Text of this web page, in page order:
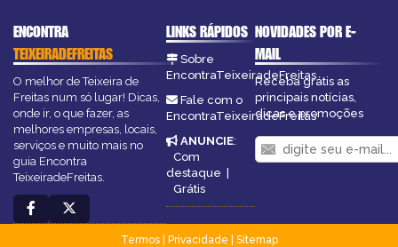
ENCONTRA
TEIXEIRADEFREITAS
O melhor de Teixeira de
Freitas num só lugar! Dicas,
onde ir, o que fazer, as
melhores empresas, locais,
serviços e muito mais no
guia Encontra
TeixeiradeFreitas.
LINKS RÁPIDOS
Sobre
EncontraTeixeiradeFreitas
Fale com o
EncontraTeixeiradeFreitas
ANUNCIE:
Com
destaque |
Grátis
NOVIDADES POR E-
MAIL
Receba grátis as
principais notícias,
dicas e promoções
Termos| Privacidade
Sitemap